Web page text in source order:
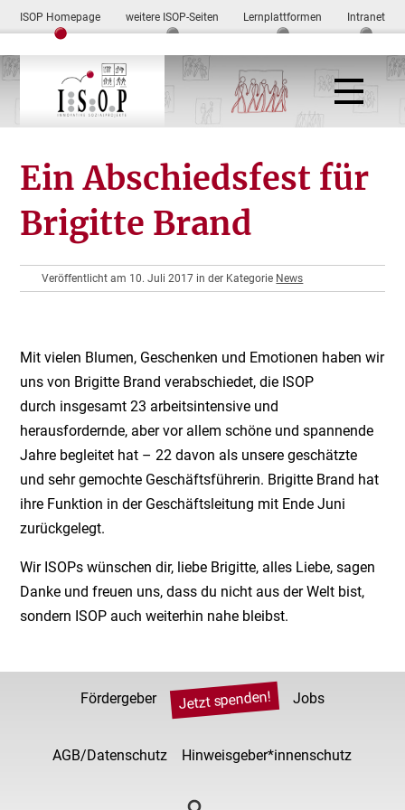
ISOP Homepage weitere ISOP-Seiten Lernplattformen Intranet
Ein Abschiedsfest für
Brigitte Brand
Veröffentlicht am 10. Juli 2017 in der Kategorie News
Mit vielen Blumen, Geschenken und Emotionen haben wir
uns von Brigitte Brand verabschiedet, die ISOP
durch insgesamt 23 arbeitsintensive und
herausfordernde, aber vor allem schöne und spannende
Jahre begleitet hat – 22 davon als unsere geschätzte
und sehr gemochte Geschäftsführerin. Brigitte Brand hat
ihre Funktion in der Geschäftsleitung mit Ende Juni
zurückgelegt.
Wir ISOPs wünschen dir, liebe Brigitte, alles Liebe, sagen
Danke und freuen uns, dass du nicht aus der Welt bist,
sondern ISOP auch weiterhin nahe bleibst.
Fördergeber Jetzt spenden! Jobs
AGB/Datenschutz Hinweisgeber*innenschutz